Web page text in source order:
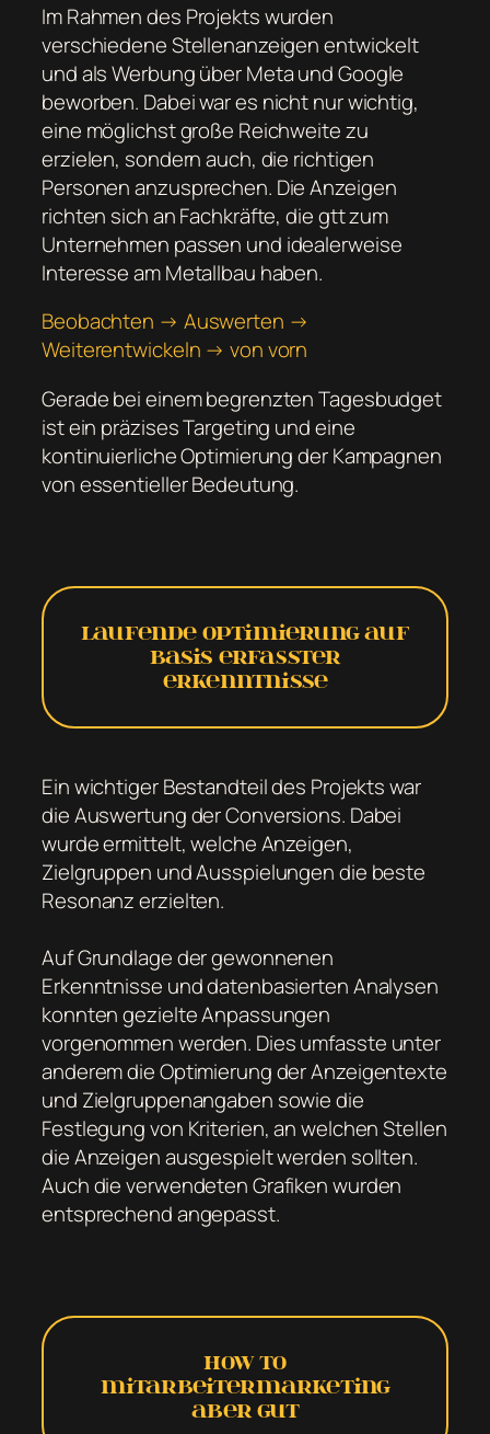
Im Rahmen des Projekts wurden
verschiedene Stellenanzeigen entwickelt
und als Werbung über Meta und Google
beworben. Dabei war es nicht nur wichtig,
eine möglichst große Reichweite zu
erzielen, sondern auch, die richtigen
Personen anzusprechen. Die Anzeigen
richten sich an Fachkräfte, die gtt zum
Unternehmen passen und idealerweise
Interesse am Metallbau haben.
Beobachten → Auswerten →
Weiterentwickeln → von vorn
Gerade bei einem begrenzten Tagesbudget
ist ein präzises Targeting und eine
kontinuierliche Optimierung der Kampagnen
von essentieller Bedeutung.
Laufende Optimierung auf
Basis erfasster
Erkenntnisse
Ein wichtiger Bestandteil des Projekts war
die Auswertung der Conversions. Dabei
wurde ermittelt, welche Anzeigen,
Zielgruppen und Ausspielungen die beste
Resonanz erzielten.
Auf Grundlage der gewonnenen
Erkenntnisse und datenbasierten Analysen
konnten gezielte Anpassungen
vorgenommen werden. Dies umfasste unter
anderem die Optimierung der Anzeigentexte
und Zielgruppenangaben sowie die
Festlegung von Kriterien, an welchen Stellen
die Anzeigen ausgespielt werden sollten.
Auch die verwendeten Grafiken wurden
entsprechend angepasst.
How to
Mitarbeitermarketing
aber gut